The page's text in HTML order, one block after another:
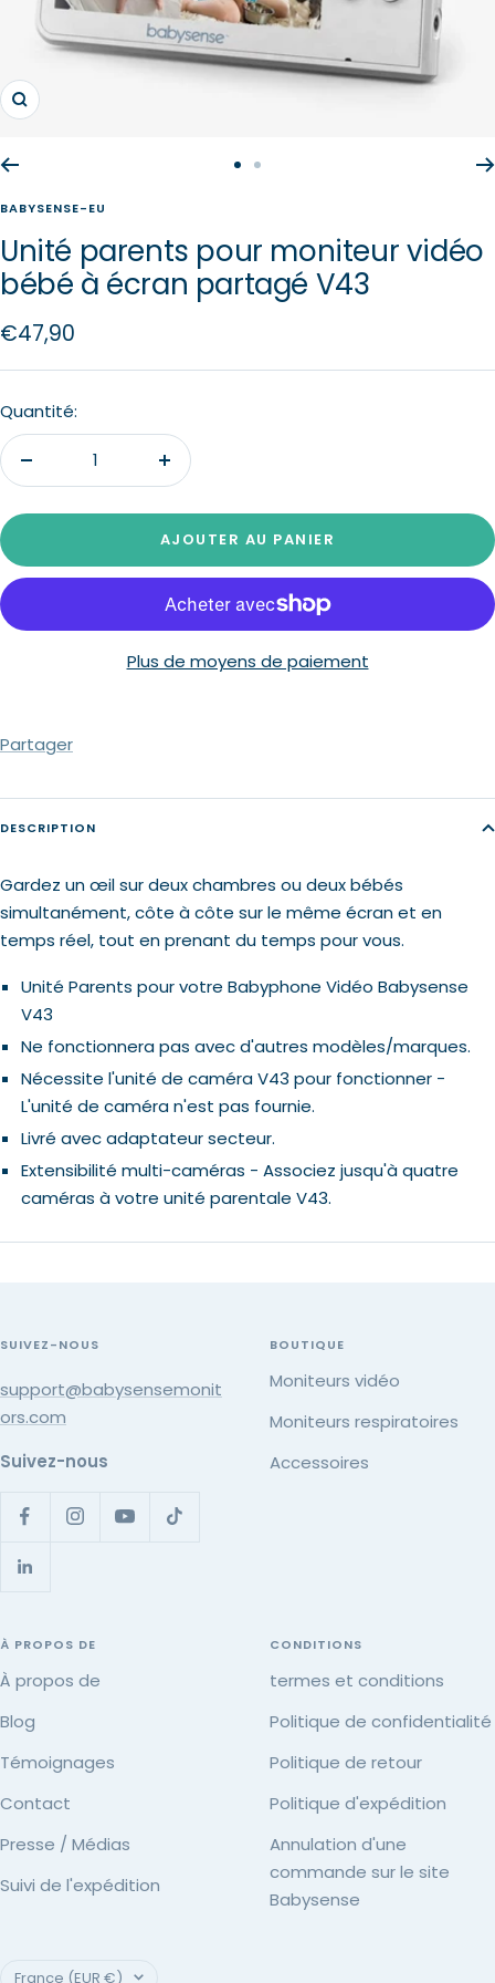
Zoom
1
2
BABYSENSE-EU
Unité parents pour moniteur vidéo
bébé à écran partagé V43
Prix
de
vente
€47,90
Quantité:
Augmenter
AJOUTER AU PANIER
Plus de moyens de paiement
Partager
DESCRIPTION
Gardez un œil sur deux chambres ou deux bébés
simultanément, côte à côte sur le même écran et en
temps réel, tout en prenant du temps pour vous.
Unité Parents pour votre Babyphone Vidéo Babysense
V43
Ne fonctionnera pas avec d'autres modèles/marques.
Nécessite l'unité de caméra V43 pour fonctionner -
L'unité de caméra n'est pas fournie.
Livré avec adaptateur secteur.
Extensibilité multi-caméras - Associez jusqu'à quatre
caméras à votre unité parentale V43.
SUIVEZ-NOUS
support@babysensemonit
ors.com
Suivez-nous
BOUTIQUE
Moniteurs vidéo
Moniteurs respiratoires
Accessoires
À PROPOS DE
À propos de
Blog
Témoignages
Contact
Presse / Médias
Suivi de l'expédition
CONDITIONS
termes et conditions
Politique de confidentialité
Politique de retour
Politique d'expédition
Annulation d'une
commande sur le site
Babysense
Pays/région
France (EUR €)